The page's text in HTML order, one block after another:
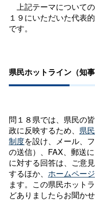
上記テーマについて
１９にいただいた代表
です。
県民ホットライン（知
問１８県では、県民の
政に反映するため、 県
制度を設け、メール、
の送信）、FAX、郵送
に対する回答は、ご意
するほか、 ホームページ
ます。この県民ホット
どありましたらお聞かせ